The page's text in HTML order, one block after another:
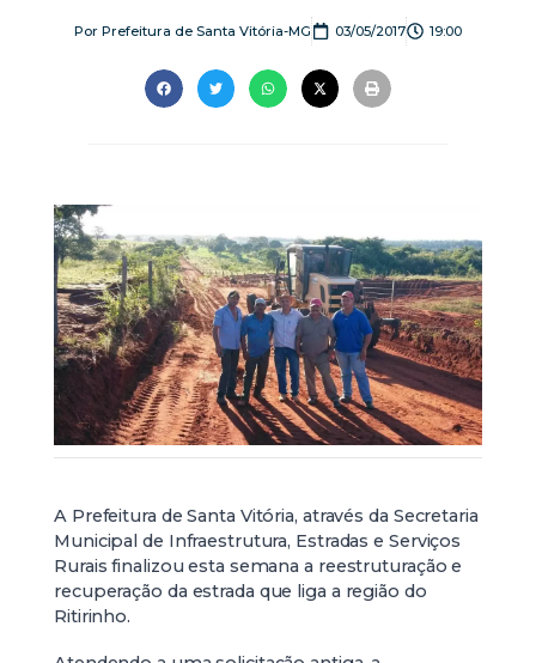
Por Prefeitura de Santa Vitória-MG 03/05/2017 19:00
A Prefeitura de Santa Vitória, através da Secretaria
Municipal de Infraestrutura, Estradas e Serviços
Rurais finalizou esta semana a reestruturação e
recuperação da estrada que liga a região do
Ritirinho.